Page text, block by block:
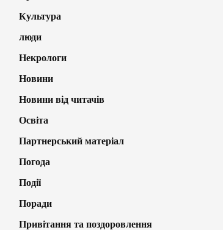
Культура
люди
Некрологи
Новини
Новини від читачів
Освіта
Партнерський матеріал
Погода
Події
Поради
Привітання та поздоровлення